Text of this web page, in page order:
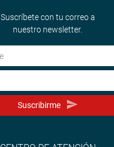
Suscríbete con tu correo a
nuestro newsletter.
Suscribirme